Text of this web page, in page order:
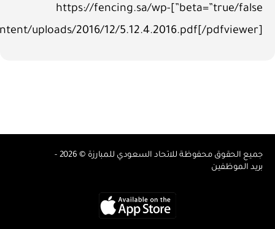
beta=”true/false”]https://fencing.sa/wp-
content/uploads/2016/12/5.12.4.2016.pdf[/pdfviewer]
جميع الحقوق محفوظة للاتحاد السعودي للمبارزة © 2026 -
بريد الموظفين